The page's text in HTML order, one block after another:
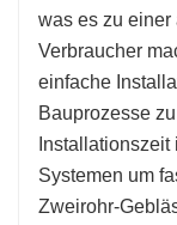
was es zu einer
Verbraucher
einfache
Bauprozesse
Systemen um
Zweirohr-